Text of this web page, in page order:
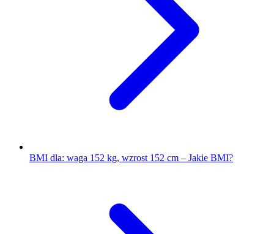
BMI dla: waga 152 kg, wzrost 152 cm – Jakie BMI?